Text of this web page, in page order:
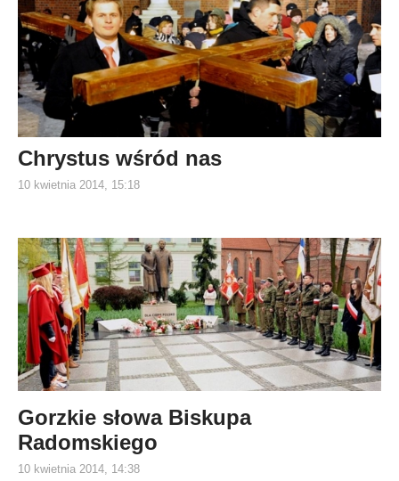
Chrystus wśród nas
10 kwietnia 2014, 15:18
Gorzkie słowa Biskupa
Radomskiego
10 kwietnia 2014, 14:38